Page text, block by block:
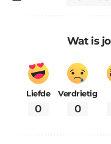
Wat is
Liefde
0
Verdrietig
0